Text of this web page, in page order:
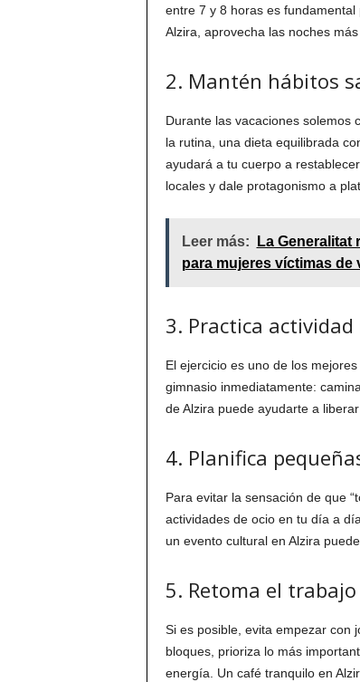
entre 7 y 8 horas es
Alzira, aprovecha las noches
2. Mantén hábitos
Durante las vacaciones solemos
la rutina, una dieta equilibrada
ayudará a tu cuerpo a
locales y dale protagonismo a
Leer más:
La
para mujeres víctimas de
3. Practica
El ejercicio es uno de los
gimnasio inmediatamente:
de Alzira puede ayudarte a
4. Planifica
Para evitar la sensación de que
actividades de ocio en tu día a
un evento cultural en Alzira
5. Retoma el
Si es posible, evita empezar con
bloques, prioriza lo más
energía. Un café tranquilo en